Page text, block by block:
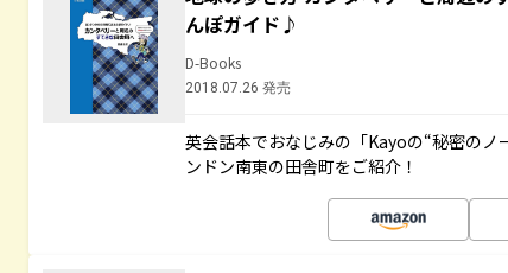
んぽガイド♪
D-Books
2018.07.26 発売
英会話本でおなじみの「Kayoの“秘密のノ
ンドン南東の田舎町をご紹介！